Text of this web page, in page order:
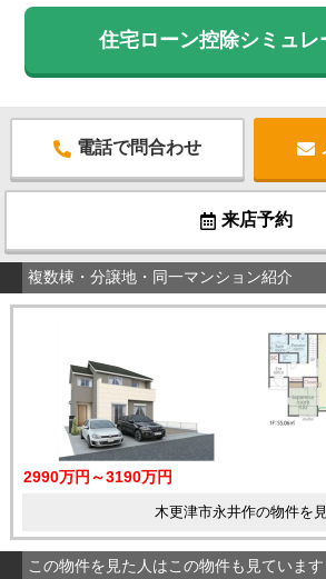
住宅ローン控除シミュレ
電話で問合わせ
来店予約
複数棟・分譲地・同一マンション紹介
2990万円～3190万円
木更津市永井作の物件を
この物件を見た人はこの物件も見ています